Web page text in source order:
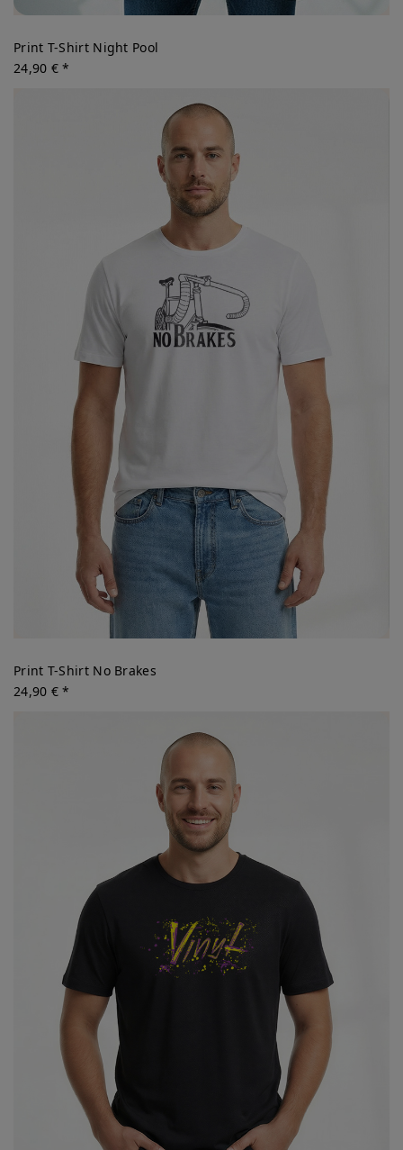
Print T-Shirt Night Pool
24,90 € *
Print T-Shirt No Brakes
24,90 € *